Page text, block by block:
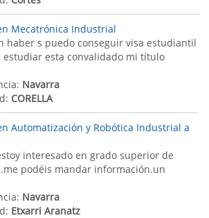
Mecatrónica Industrial
haber s puedo conseguir visa estudiantil
estudiar esta convalidado mi título
Navarra
CORELLA
Automatización y Robótica Industrial a
interesado en grado superior de
podéis mandar información.un
Navarra
Etxarri Aranatz